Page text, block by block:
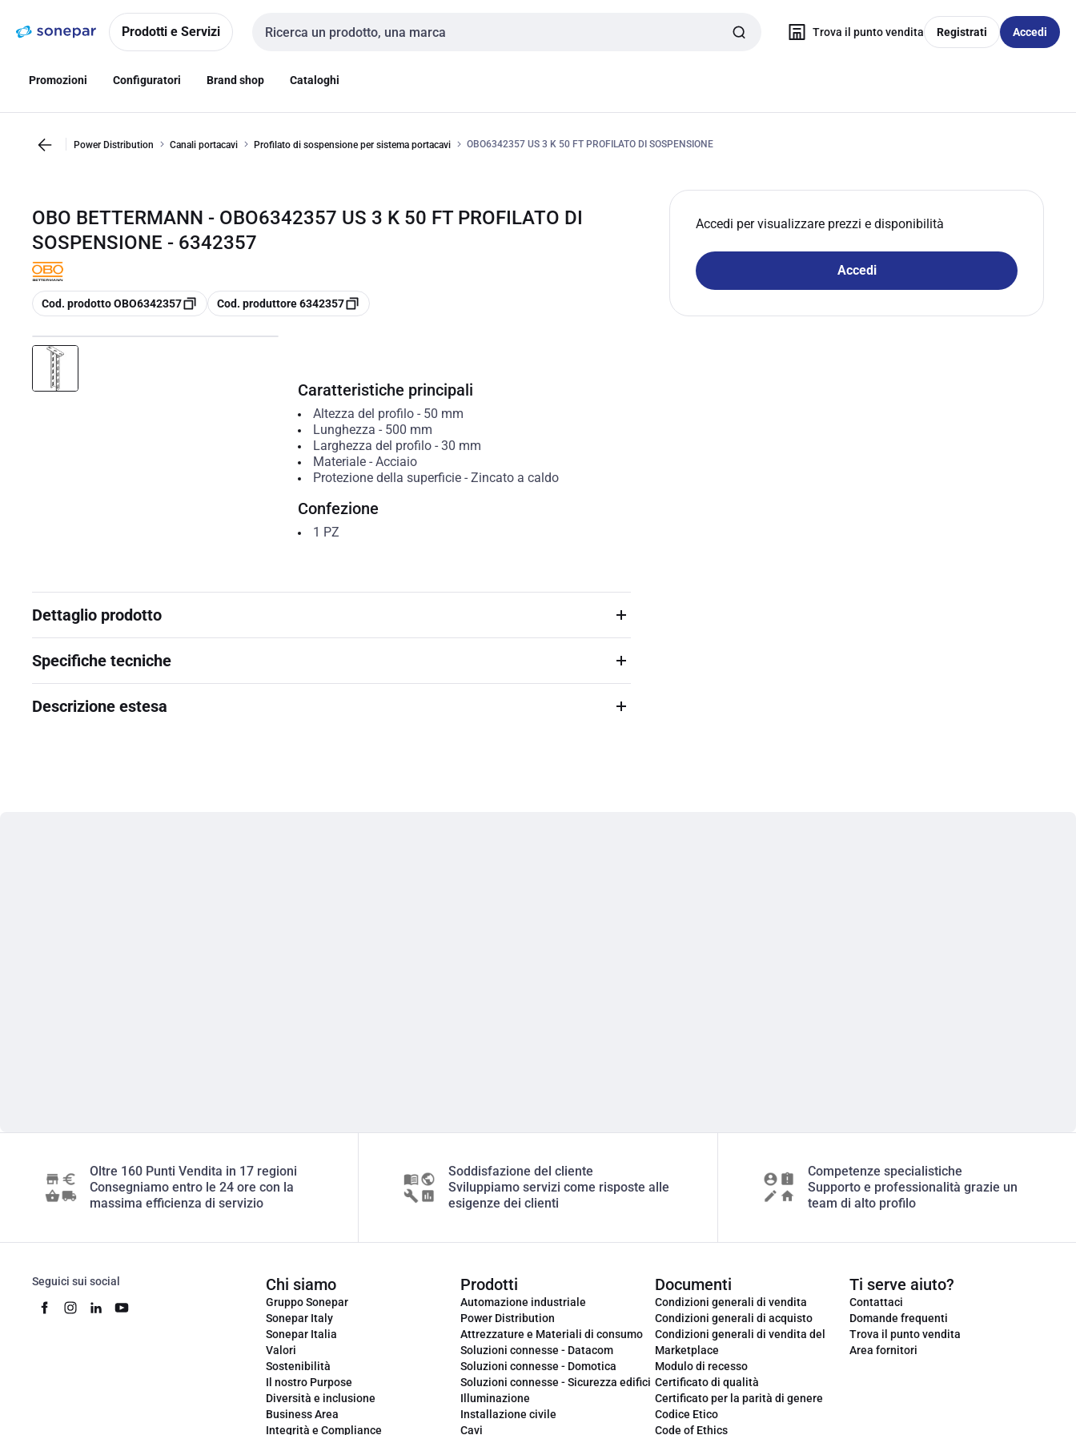
navigazionealla
Prodotti e Servizi
Cerca input
Trova il punto vendita Registrati Accedi
Promozioni Configuratori Brand shop Cataloghi
Power Distribution Canali portacavi Profilato di sospensione per sistema portacavi OBO6342357 US 3 K 50 FT PROFILATO DI SOSPENSIONE
OBO BETTERMANN - OBO6342357 US 3 K 50 FT PROFILATO DI
SOSPENSIONE - 6342357
copia
Cod. prodotto OBO6342357 copia
Cod. produttore 6342357
Accedi per visualizzare prezzi e disponibilità
Accedi
Caratteristiche principali
Altezza del profilo- 50 mm
Lunghezza - 500 mm
Larghezza del profilo- 30 mm
Materiale- Acciaio
Protezione della superficie- Zincato a caldo
Confezione
1 PZ
Dettaglio prodotto
Specifiche tecniche
Descrizione estesa
Oltre 160 Punti Vendita in 17 regioni
Consegniamo entro le 24 ore con la
massima efficienza di servizio
Soddisfazione del cliente
Sviluppiamo servizi come risposte alle
esigenze dei clienti
Competenze specialistiche
Supporto e professionalità grazie un
team di alto profilo
Seguici sui social Chi siamo
Gruppo Sonepar
Sonepar Italy
Sonepar Italia
Valori
Sostenibilità
Il nostro Purpose
Diversità e inclusione
Business Area
Integrità e Compliance
Prodotti
Automazione industriale
Power Distribution
Attrezzature e Materiali di consumo
Soluzioni connesse - Datacom
Soluzioni connesse - Domotica
Soluzioni connesse - Sicurezza edifici
Illuminazione
Installazione civile
Cavi
Documenti
Condizioni generali di vendita
Condizioni generali di acquisto
Condizioni generali di vendita del
Marketplace
Modulo di recesso
Certificato di qualità
Certificato per la parità di genere
Codice Etico
Code of Ethics
Ti serve aiuto?
Contattaci
Domande frequenti
Trova il punto vendita
Area fornitori